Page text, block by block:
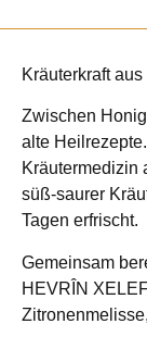
Kräuterkraft
Zwischen
alte
Kräutermedizin
süß-saurer
Tagen erfrischt.
Gemeinsam
HEVRÎN